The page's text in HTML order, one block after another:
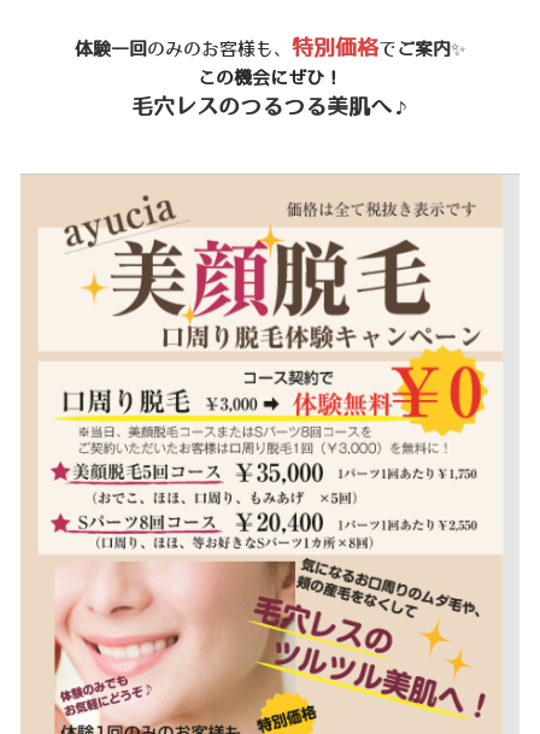
体験一回のみのお客様も、 特別価格で ご案内✨
この機会にぜひ！
毛穴レスのつるつる美肌へ♪